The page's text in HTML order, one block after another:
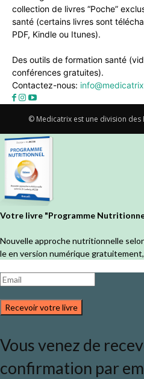
collection de livres “Poche”
santé (certains livres sont
PDF, Kindle ou Itunes).
Des outils de formation santé
conférences gratuites).
Contactez-nous:
© Medicatrix est une division
Votre livre "Programme
Nouvelle approche nutritionnelle
le en version numérique
Recevoir votre livre
Vous venez de
confirmation par